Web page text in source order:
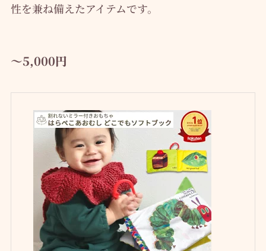
性を兼ね備えたアイテムです。
～5,000円